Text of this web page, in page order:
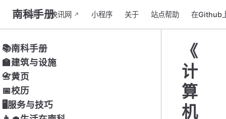
南科手册
主页 快讯网 小程序 关于 站点帮助 在Github
📚南科手册
🏫建筑与设施
📇黄页
📅校历
🖥服务与技巧
《
计
算
机